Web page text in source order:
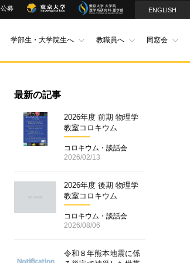
公募 ENGLISH
学部生・大学院生へ 教職員へ 同窓会
最新の記事
2026年度 前期 物理学
教室コロキウム
コロキウム・談話会
2026/02/13
2026年度 後期 物理学
教室コロキウム
コロキウム・談話会
2026/08/06
令和８年熊本地震に係